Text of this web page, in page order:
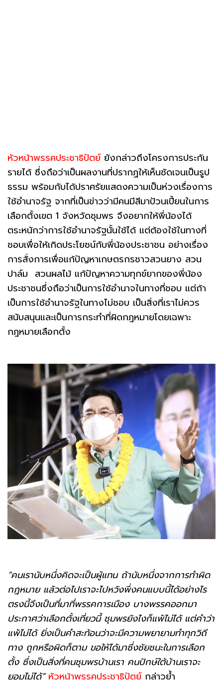
หัวหน้าพรรคประชาธิปัตย์ยังกล่าวถึงโครงการประกัน
รายได้ ซึ่งถือว่าเป็นผลงานที่ปรากฏให้เห็นชัดเจนเป็นรูป
ธรรม พร้อมกับได้ปราศรัยแสดงความเป็นห่วงเรื่องการ
ใช้อำนาจรัฐ จากที่เป็นข่าวว่ามีคนมีสีมาป้วนเปี้ยนในการ
เลือกตั้งเขต 1 จังหวัดชุมพร จึงอยากให้พี่น้องได้
ตระหนักว่าการใช้อำนาจรัฐนั้นใช้ได้ แต่ต้องใช้ในทางที่
ชอบเพื่อให้เกิดประโยชน์กับพี่น้องประชาชน อย่างเรื่อง
การสั่งการเพื่อแก้ปัญหาเกษตรกรชาวสวนยาง สวน
ปาล์ม สวนผลไม้ แก้ปัญหาความทุกข์ยากของพี่น้อง
ประชาชนซึ่งถือว่าเป็นการใช้อำนาจในทางที่ชอบ แต่ถ้า
เป็นการใช้อำนาจรัฐในทางไม่ชอบ เป็นสิ่งที่เราไม่ควร
สนับสนุนและเป็นการกระทำที่ผิดกฎหมายโดยเฉพาะ
กฎหมายเลือกตั้ง
“คนเรานับหนึ่งคิดจะเป็นผู้แทน ถ้านับหนึ่งจากการทำผิด
กฎหมาย แล้วต่อไปเราจะไปหวังพึ่งคนแบบนี้ได้อย่างไร
ตรงนี้จึงเป็นที่มาที่พรรคการเมือง บางพรรคออกมา
ประกาศว่าเลือกตั้งเที่ยวนี้ ชุมพรยังไงก็แพ้ไม่ได้ แต่คำว่า
แพ้ไม่ได้ ยิ่งเป็นคำสะท้อนว่าจะมีความพยายามทำทุกวิถี
ทาง ถูกหรือผิดก็ตาม ขอให้ได้มาซึ่งชัยชนะในการเลือก
ตั้ง ซึ่งเป็นสิ่งที่คนชุมพรบ้านเรา คนปักษ์ใต้บ้านเราจะ
ยอมไม่ได้” หัวหน้าพรรคประชาธิปัตย์ กล่าวย้ำ